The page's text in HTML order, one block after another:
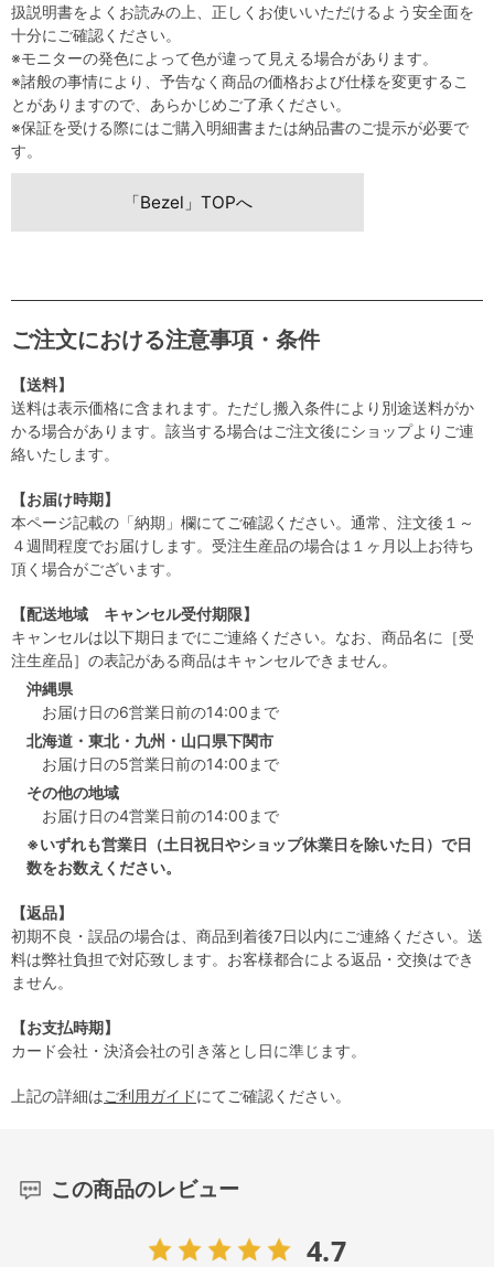
扱説明書をよくお読みの上、正しくお使いいただけるよう安全面を
十分にご確認ください。
※モニターの発色によって色が違って見える場合があります。
※諸般の事情により、予告なく商品の価格および仕様を変更するこ
とがありますので、あらかじめご了承ください。
※保証を受ける際にはご購入明細書または納品書のご提示が必要で
す。
「Bezel」TOPへ
ご注文における注意事項・条件
【送料】
送料は表示価格に含まれます。ただし搬入条件により別途送料がか
かる場合があります。該当する場合はご注文後にショップよりご連
絡いたします。
【お届け時期】
本ページ記載の「納期」欄にてご確認ください。通常、注文後１～
４週間程度でお届けします。受注生産品の場合は１ヶ月以上お待ち
頂く場合がございます。
【配送地域 キャンセル受付期限】
キャンセルは以下期日までにご連絡ください。なお、商品名に［受
注生産品］の表記がある商品はキャンセルできません。
沖縄県
お届け日の6営業日前の14:00まで
北海道・東北・九州・山口県下関市
お届け日の5営業日前の14:00まで
その他の地域
お届け日の4営業日前の14:00まで
※いずれも営業日（土日祝日やショップ休業日を除いた日）で日
数をお数えください。
【返品】
初期不良・誤品の場合は、商品到着後7日以内にご連絡ください。送
料は弊社負担で対応致します。お客様都合による返品・交換はでき
ません。
【お支払時期】
カード会社・決済会社の引き落とし日に準じます。
上記の詳細はご利用ガイドにてご確認ください。
この商品のレビュー
4.7